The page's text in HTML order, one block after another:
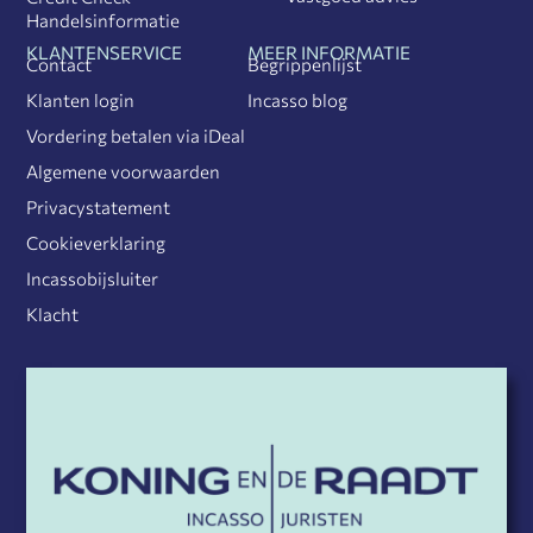
Handelsinformatie
KLANTENSERVICE
Contact
Klanten login
Vordering betalen via iDeal
Algemene voorwaarden
Privacystatement
Cookieverklaring
Incassobijsluiter
Klacht
MEER INFORMATIE
Begrippenlijst
Incasso blog